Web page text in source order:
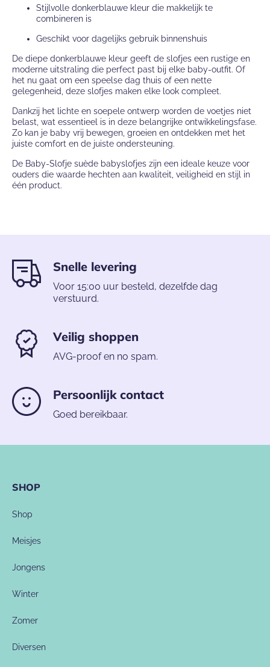
Stijlvolle donkerblauwe kleur die makkelijk te
combineren is
Geschikt voor dagelijks gebruik binnenshuis
De diepe donkerblauwe kleur geeft de slofjes een rustige en
moderne uitstraling die perfect past bij elke baby-outfit. Of
het nu gaat om een speelse dag thuis of een nette
gelegenheid, deze slofjes maken elke look compleet.
Dankzij het lichte en soepele ontwerp worden de voetjes niet
belast, wat essentieel is in deze belangrijke ontwikkelingsfase.
Zo kan je baby vrij bewegen, groeien en ontdekken met het
juiste comfort en de juiste ondersteuning.
De Baby-Slofje suède babyslofjes zijn een ideale keuze voor
ouders die waarde hechten aan kwaliteit, veiligheid en stijl in
één product.
Snelle levering
Voor 15:00 uur besteld, dezelfde dag
verstuurd.
Veilig shoppen
AVG-proof en no spam.
Persoonlijk contact
Goed bereikbaar.
SHOP
Shop
Meisjes
Jongens
Winter
Zomer
Diversen